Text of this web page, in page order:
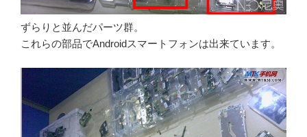
ずらりと並んだパーツ群。
これらの部品でAndroidスマートフォンは出来ています。